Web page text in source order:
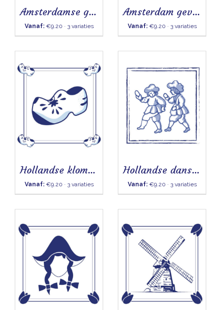
Amsterdamse grachten - Tegeltje
Vanaf:€9.20 · 3 variaties
Amsterdam gevels- Tegeltje
Vanaf:€9.20 · 3 variaties
Hollandse klomp- Tegeltje
Vanaf:€9.20 · 3 variaties
Hollandse dans Tegeltje
Vanaf:€9.20 · 3 variaties